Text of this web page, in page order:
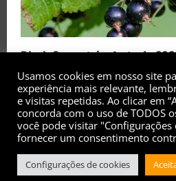
Black Currant é a fruta de
Redação MC 0
Copyright© 2017 - 2026 -
Usamos cookies em nosso site
experiência mais relevante,
e visitas repetidas. Ao clicar em
concorda com o uso de TODOS
você pode visitar "Configurações
fornecer um consentimento
Configurações de cookies